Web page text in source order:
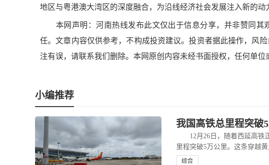
地区与粤港澳大湾区的深度融合，为沿线经济社会发展注入新的动
本网声明：河南热线发布此文仅出于信息分享，并非赞同其
任。文章内容仅供参考，不构成投资建议。投资者据此操作，风
注有误，请联系我们删除。本网原创内容未经书面授权，任何单位
小编推荐
我国高铁总里程突破
12月26日，随着西延高铁
里程突破5万公里。这条穿越
综合